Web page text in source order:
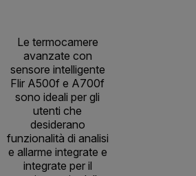
Le termocamere
avanzate con
sensore intelligente
Flir A500f e A700f
sono ideali per gli
utenti che
desiderano
funzionalità di analisi
e allarme integrate e
integrate per il